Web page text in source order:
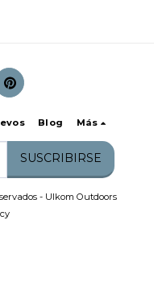
Blog Más
SUSCRIBIRSE
- Ulkom Outdoors